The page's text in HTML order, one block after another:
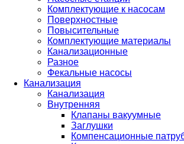
Комплектующие к насосам
Поверхностные
Повысительные
Комплектующие материалы
Канализационные
Разное
Фекальные насосы
Канализация
Канализация
Внутренняя
Клапаны вакуумные
Заглушки
Компенсационные